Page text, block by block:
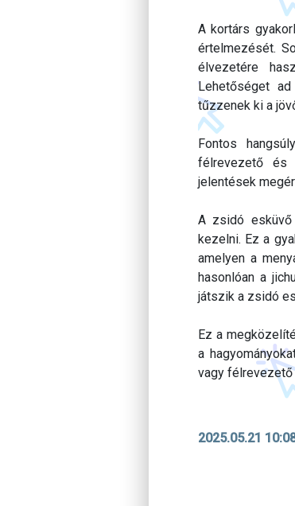
A kortárs
értelmezését.
élvezetére
Lehetőséget
tűzzenek ki a
Fontos
félrevezető és
jelentések
A zsidó esküvő
kezelni. Ez a
amelyen a
hasonlóan a
játszik a zsidó
Ez a
a
vagy félrevezető
2025.05.21